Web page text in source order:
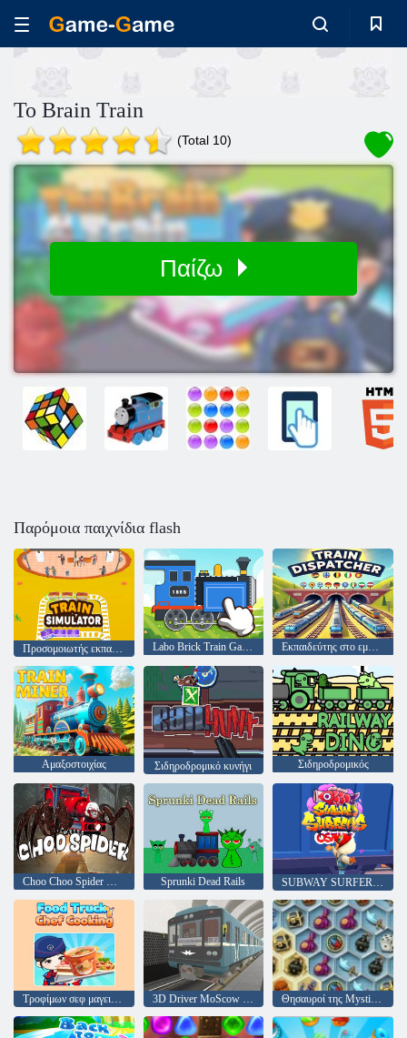
Το Brain Train
(Total 10)
Παίζω
Παρόμοια παιχνίδια flash
Προσομοιωτής εκπαίδευσης Labo Brick Train Game για παιδιά Εκπαιδεύτης στο εμπορικό κέντρο
Αμαξοστοιχίας Σιδηροδρομικό κυνήγι Σιδηροδρομικός
Choo Choo Spider Monster Train Sprunki Dead Rails SUBWAY SURFERS OSAKA
Τροφίμων σεφ μαγειρέματος 3D Driver MoScow Metro Θησαυροί της Mystic Sea